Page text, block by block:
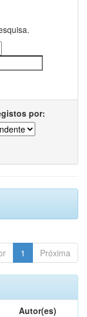
por:
1 Próxima
Autor(es)